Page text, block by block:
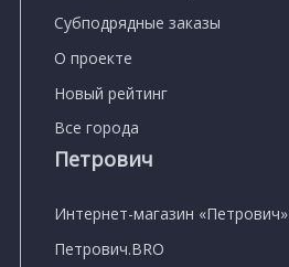
Субподрядные заказы
О проекте
Новый рейтинг
Все города
Петрович
Интернет-магазин «Петрович»
Петрович.BRO